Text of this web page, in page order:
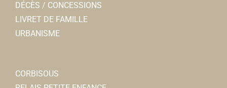
DÉCÈS / CONCESSIONS
LIVRET DE FAMILLE
URBANISME
CORBISOUS